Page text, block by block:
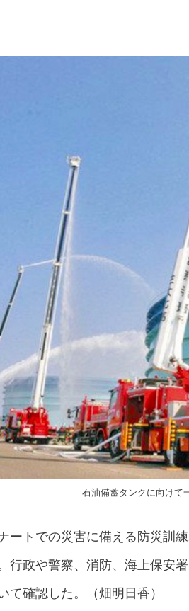
石油備蓄タンクに向けて
ートでの災害に備える防災訓
行政や警察、消防、海上保安
て確認した。（畑明日香）